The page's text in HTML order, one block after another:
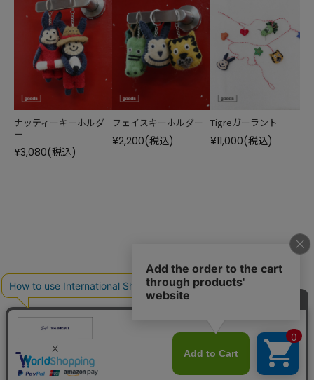
ナッティーキーホルダ
ー
¥3,080(税込)
フェイスキーホルダー
¥2,200(税込)
Tigreガーラント
¥11,000(税込)